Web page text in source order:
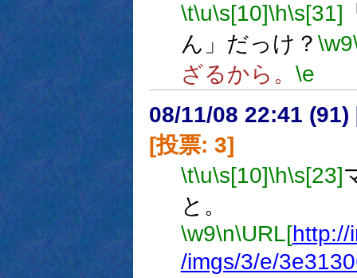
\t\u\s[10]\h\s[31]
ん」だっけ？ \w9
ざるから。 \e
08/11/08 22:41 (91)
[投票: 3]
\t\u\s[10]\h\s[23]
と。
\w9\n\URL[http://
/imgs/3/e/